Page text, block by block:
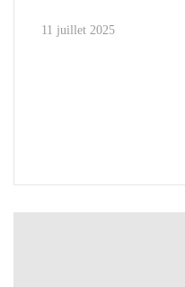
11 juillet 2025